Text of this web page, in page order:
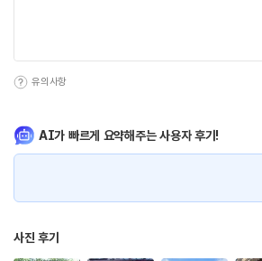
유의사항
AI가 빠르게 요약해주는 사용자 후기!
사진 후기